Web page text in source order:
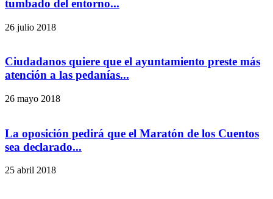
tumbado del entorno...
26 julio 2018
Ciudadanos quiere que el ayuntamiento preste más
atención a las pedanías...
26 mayo 2018
La oposición pedirá que el Maratón de los Cuentos
sea declarado...
25 abril 2018